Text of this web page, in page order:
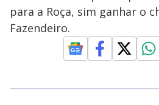
para a Roça, sim ganhar o
Fazendeiro.